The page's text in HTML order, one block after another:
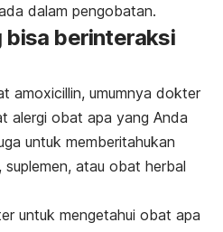
dalam pengobatan.
bisa berinteraksi
amoxicillin, umumnya dokter
alergi obat apa yang Anda
untuk memberitahukan
atau obat herbal
untuk mengetahui obat apa